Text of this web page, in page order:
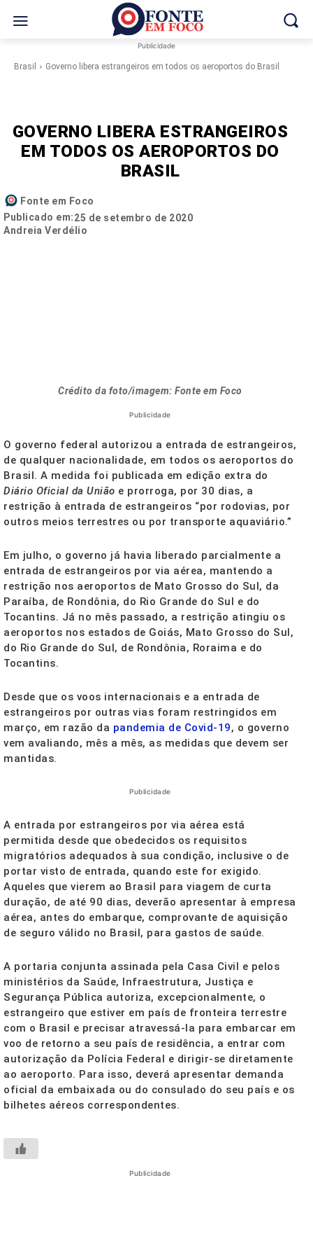
Publicidade
Brasil Governo libera estrangeiros em todos os aeroportos do Brasil
GOVERNO LIBERA ESTRANGEIROS
EM TODOS OS AEROPORTOS DO
BRASIL
Fonte em Foco
Publicado em:25 de setembro de 2020
Andreia Verdélio
Crédito da foto/imagem: Fonte em Foco
Publicidade
O governo federal autorizou a entrada de estrangeiros,
de qualquer nacionalidade, em todos os aeroportos do
Brasil. A medida foi publicada em edição extra do
Diário Oficial da União e prorroga, por 30 dias, a
restrição à entrada de estrangeiros “por rodovias, por
outros meios terrestres ou por transporte aquaviário.”
Em julho, o governo já havia liberado parcialmente a
entrada de estrangeiros por via aérea, mantendo a
restrição nos aeroportos de Mato Grosso do Sul, da
Paraíba, de Rondônia, do Rio Grande do Sul e do
Tocantins. Já no mês passado, a restrição atingiu os
aeroportos nos estados de Goiás, Mato Grosso do Sul,
do Rio Grande do Sul, de Rondônia, Roraima e do
Tocantins.
Desde que os voos internacionais e a entrada de
estrangeiros por outras vias foram restringidos em
março, em razão da pandemia de Covid-19, o governo
vem avaliando, mês a mês, as medidas que devem ser
mantidas.
Publicidade
A entrada por estrangeiros por via aérea está
permitida desde que obedecidos os requisitos
migratórios adequados à sua condição, inclusive o de
portar visto de entrada, quando este for exigido.
Aqueles que vierem ao Brasil para viagem de curta
duração, de até 90 dias, deverão apresentar à empresa
aérea, antes do embarque, comprovante de aquisição
de seguro válido no Brasil, para gastos de saúde.
A portaria conjunta assinada pela Casa Civil e pelos
ministérios da Saúde, Infraestrutura, Justiça e
Segurança Pública autoriza, excepcionalmente, o
estrangeiro que estiver em país de fronteira terrestre
com o Brasil e precisar atravessá-la para embarcar em
voo de retorno a seu país de residência, a entrar com
autorização da Polícia Federal e dirigir-se diretamente
ao aeroporto. Para isso, deverá apresentar demanda
oficial da embaixada ou do consulado do seu país e os
bilhetes aéreos correspondentes.
Publicidade